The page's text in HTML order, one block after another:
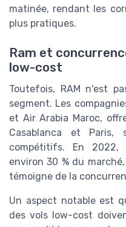
matinée, rendant les
plus pratiques.
Ram et
low-cost
Toutefois, RAM n'est
segment. Les
et Air Arabia Maroc,
Casablanca et
compétitifs. En 2022,
environ 30 % du
témoigne de la
Un aspect notable est
des vols low-cost